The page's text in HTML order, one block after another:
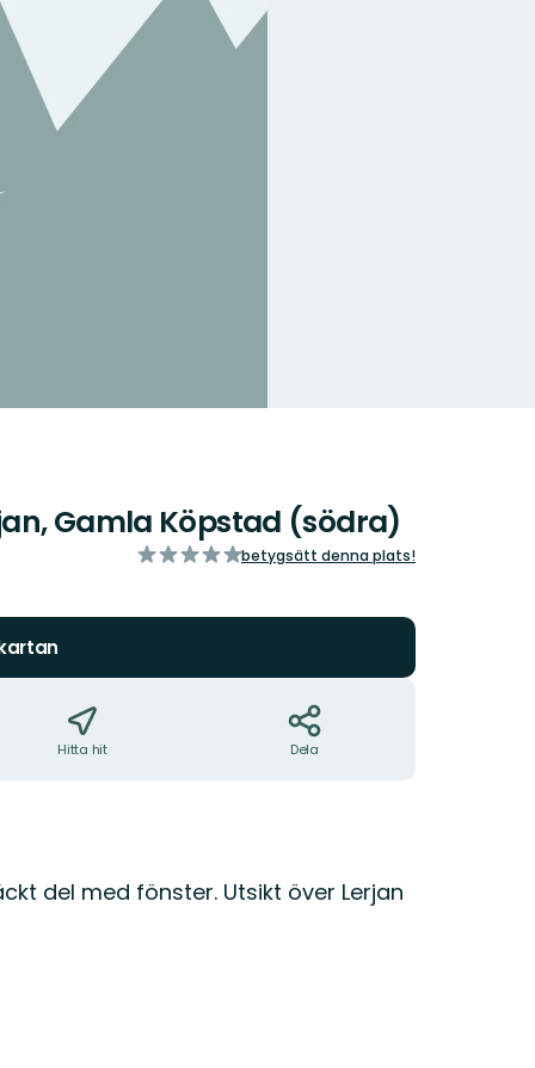
Gamla Köpstad (södra)
av
betygsätt denna plats!
Hitta hit Dela
del med fönster. Utsikt över Lerjan